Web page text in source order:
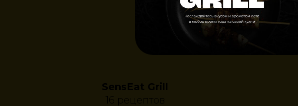
SensEat Grill
16 рецептов